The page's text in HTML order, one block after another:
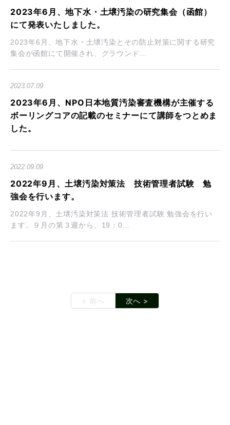
2023年6月、地下水・土壌汚染の研究集会（函館）
にて発表いたしました。
2023年6月、地下水・土壌汚染とその防止対策に関する研究
集会が函館にて開催され、グラウンド...
2023.07.09
2023年6月、NPO日本地質汚染審査機構が主催する
ボーリングコアの記載のセミナーにて講師をつとめま
した。
2022.09.09
2022年9月、土壌汚染対策法 技術管理者試験 勉
強会を行います。
2022年9月、土壌汚染対策法 技術管理者試験 勉強会を行い
ます。９月の第３週から、19：0...
< 前へ 次へ >